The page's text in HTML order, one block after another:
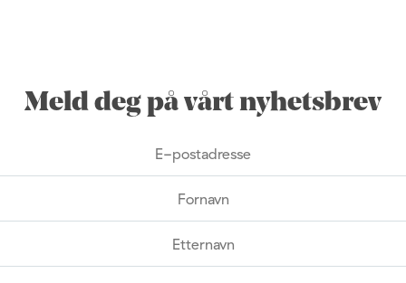
Meld deg på vårt nyhetsbrev